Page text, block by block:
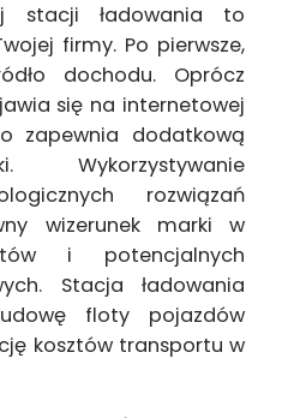
stacji ładowania to
firmy. Po pierwsze,
dochodu. Oprócz
się na internetowej
zapewnia dodatkową
Wykorzystywanie
rozwiązań
wizerunek marki w
i potencjalnych
Stacja ładowania
floty pojazdów
kosztów transportu w